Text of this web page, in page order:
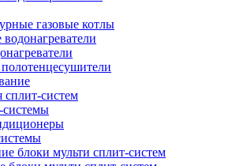
газовые котлы
сплит-систем
блоки мульти сплит-систем